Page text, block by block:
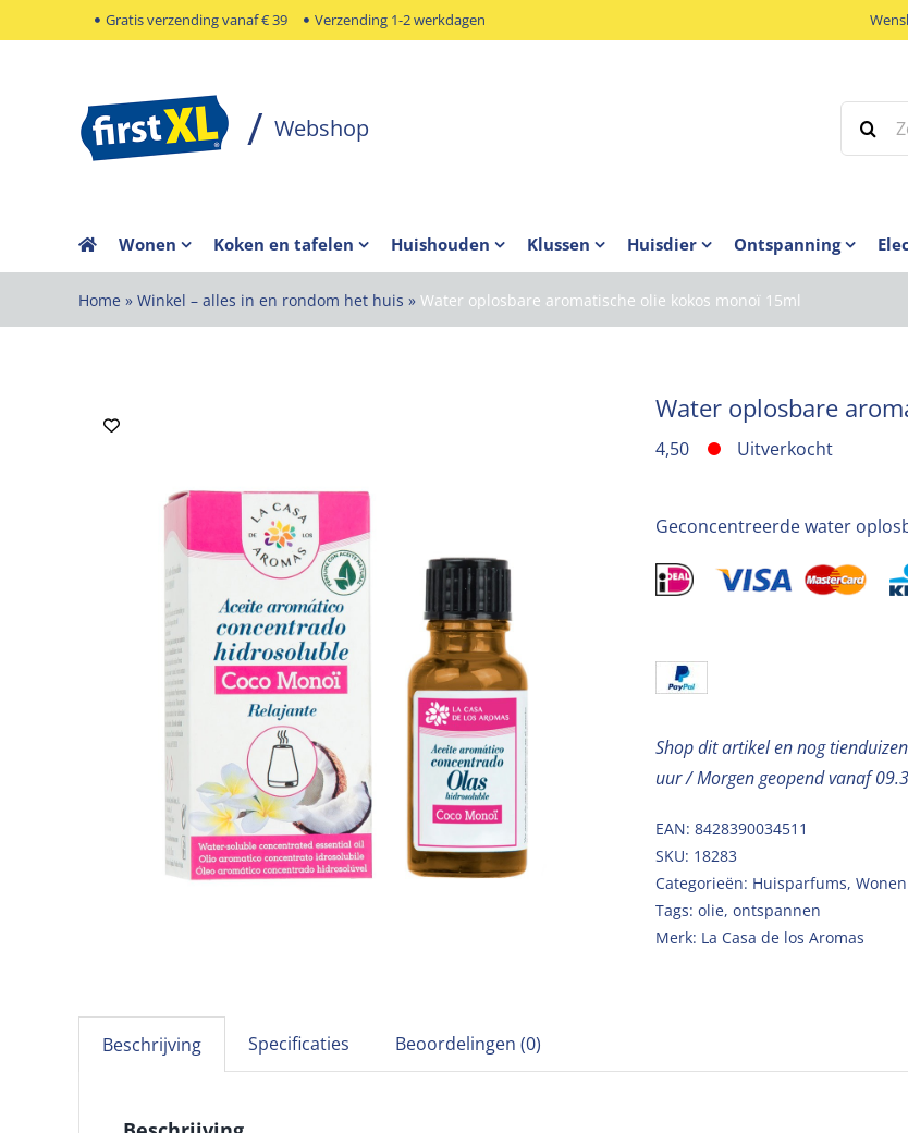
naar
Gratis verzending vanaf € 39 Verzending 1-2 werkdagen
Zoeken
naar:
Wonen Koken en tafelen Huishouden Klussen Huisdier Ontspanning
Home » Winkel – alles in en rondom het huis » Water oplosbare aromatische olie kokos monoï 15ml
Water oplosbare
4,50 Uitverkocht
Geconcentreerde water
Shop dit artikel en nog
uur / Morgen geopend vanaf
EAN: 8428390034511
SKU: 18283
Categorieën: Huisparfums, Wonen
Tags: olie, ontspannen
Merk: La Casa de los Aromas
Beschrijving Specificaties Beoordelingen (0)